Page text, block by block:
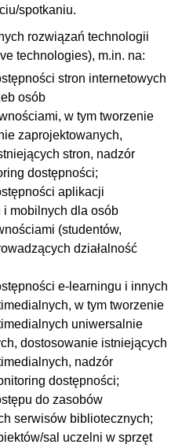
spotkaniu.
rozwiązań technologii
technologies), m.in. na:
stron internetowych
osób
w tym tworzenie
zaprojektowanych,
stron, nadzór
dostępności;
aplikacji
i mobilnych dla osób
(studentów,
działalność
e-learningu i innych
w tym tworzenie
uniwersalnie
dostosowanie istniejących
nadzór
dostępności;
do zasobów
serwisów bibliotecznych;
sal uczelni w sprzęt